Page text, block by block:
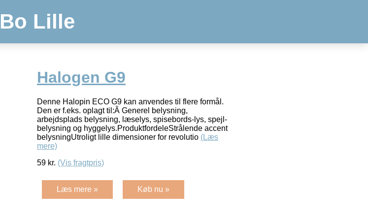
Bo Lille
Halogen G9
Denne Halopin ECO G9 kan anvendes til flere formål.
Den er f.eks. oplagt til:Â Generel belysning,
arbejdsplads belysning, læselys, spisebords-lys, spejl-
belysning og hyggelys.ProduktfordeleStrålende accent
belysningUtroligt lille dimensioner for revolutio (Læs
mere)
59 kr. (Vis fragtpris)
Læs mere » Køb nu »